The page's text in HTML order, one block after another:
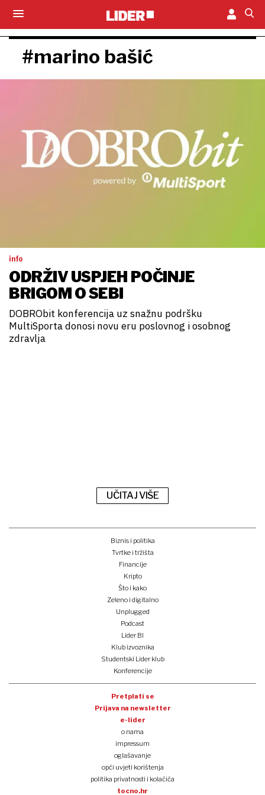
#marino bašić
info
ODRŽIV USPJEH POČINJE
BRIGOM O SEBI
DOBRObit konferencija uz snažnu podršku
MultiSporta donosi novu eru poslovnog i osobnog
zdravlja
UČITAJ VIŠE
Biznis i politika
Tvrtke i tržišta
Financije
Kripto
Što i kako
Zeleno i digitalno
Unplugged
Podcast
Lider BI
Klub izvoznika
Studentski Lider klub
Konferencije
Pretplati se
Prijava na newsletter
e-lider
o nama
impressum
oglašavanje
opći uvjeti korištenja
politika privatnosti i kolačića
tocno.hr